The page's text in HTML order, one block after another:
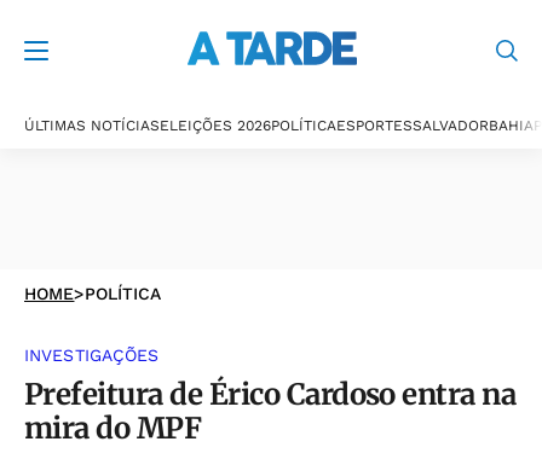
ÚLTIMAS NOTÍCIASELEIÇÕES 2026POLÍTICAESPORTESSALVADORBAHIA
HOME>POLÍTICA
INVESTIGAÇÕES
Prefeitura de Érico Cardoso entra na
mira do MPF